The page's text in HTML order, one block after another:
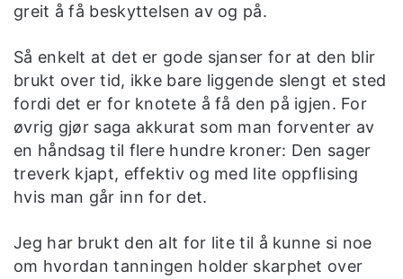
greit å få beskyttelsen av og på.
Så enkelt at det er gode sjanser for at den blir
brukt over tid, ikke bare liggende slengt et sted
fordi det er for knotete å få den på igjen. For
øvrig gjør saga akkurat som man forventer av
en håndsag til flere hundre kroner: Den sager
treverk kjapt, effektiv og med lite oppflising
hvis man går inn for det.
Jeg har brukt den alt for lite til å kunne si noe
om hvordan tanningen holder skarphet over